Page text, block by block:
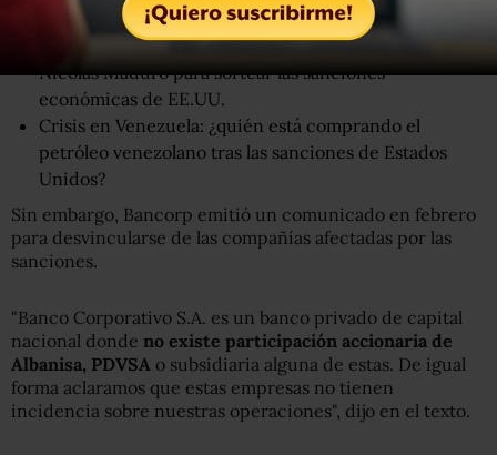
Crisis en Venezuela: qué está haciendo el gobierno de
Nicolás Maduro para sortear las sanciones
económicas de EE.UU.
Crisis en Venezuela: ¿quién está comprando el
petróleo venezolano tras las sanciones de Estados
Unidos?
Sin embargo, Bancorp emitió un comunicado en febrero
para desvincularse de las compañías afectadas por las
sanciones.
"Banco Corporativo S.A. es un banco privado de capital
nacional donde no existe participación accionaria de
Albanisa, PDVSA o subsidiaria alguna de estas. De igual
forma aclaramos que estas empresas no tienen
incidencia sobre nuestras operaciones", dijo en el texto.